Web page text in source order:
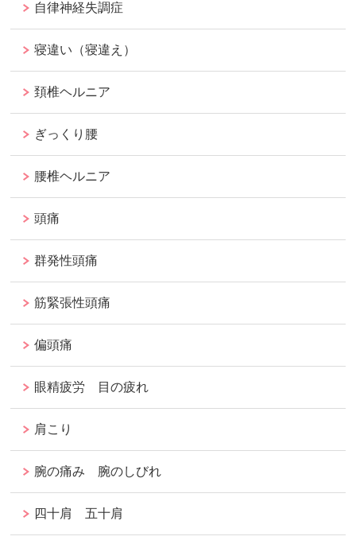
自律神経失調症
寝違い（寝違え）
頚椎ヘルニア
ぎっくり腰
腰椎ヘルニア
頭痛
群発性頭痛
筋緊張性頭痛
偏頭痛
眼精疲労 目の疲れ
肩こり
腕の痛み 腕のしびれ
四十肩 五十肩